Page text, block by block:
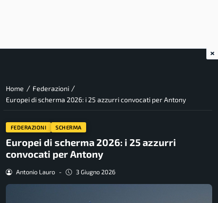
Home / Federazioni /
Europei di scherma 2026: i 25 azzurri convocati per Antony
FEDERAZIONI SCHERMA
Europei di scherma 2026: i 25 azzurri
convocati per Antony
Antonio Lauro - 3 Giugno 2026
×